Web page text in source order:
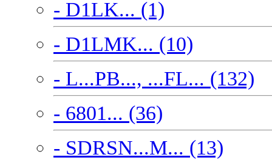
- D1LK... (1)
- D1LMK... (10)
- L...PB..., ...FL... (132)
- 6801... (36)
- SDRSN...M... (13)